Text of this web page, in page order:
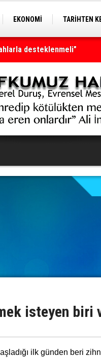
EKONOMİ TARİHTEN
desteklenmeli"
isteyen biri
ilk günden beri